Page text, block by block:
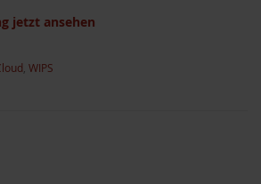
jetzt ansehen
WIPS